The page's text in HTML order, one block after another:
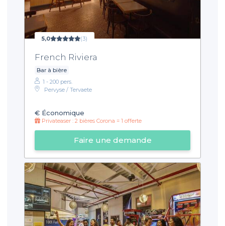
5,0 (3)
French Riviera
Bar à bière
1 - 200 pers.
Pervyse / Tervaete
€ Économique
Privateaser : 2 bières Corona = 1 offerte
Faire une demande